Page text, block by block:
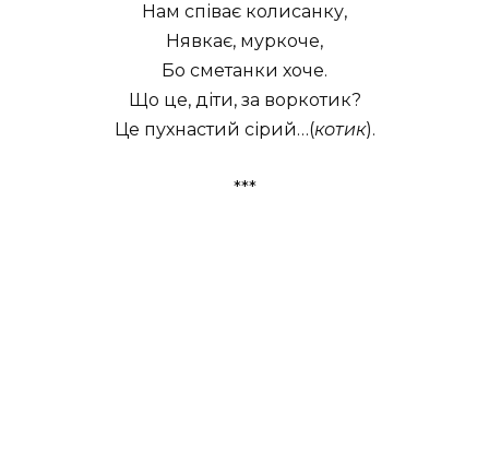
Нам співає колисанку,
Нявкає, муркоче,
Бо сметанки хоче.
Що це, діти, за воркотик?
Це пухнастий сірий…(котик).
***